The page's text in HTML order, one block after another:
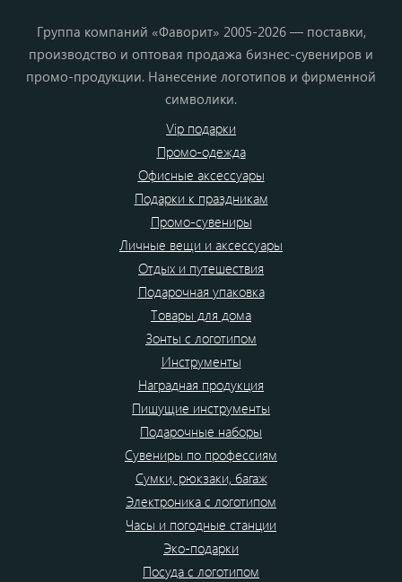
Группа компаний «Фаворит» 2005-2026 — поставки,
производство и оптовая продажа бизнес-сувениров и
промо-продукции. Нанесение логотипов и фирменной
символики.
Vip подарки
Промо-одежда
Офисные аксессуары
Подарки к праздникам
Промо-сувениры
Личные вещи и аксессуары
Отдых и путешествия
Подарочная упаковка
Товары для дома
Зонты с логотипом
Инструменты
Наградная продукция
Пишущие инструменты
Подарочные наборы
Сувениры по профессиям
Сумки, рюкзаки, багаж
Электроника с логотипом
Часы и погодные станции
Эко-подарки
Посуда с логотипом